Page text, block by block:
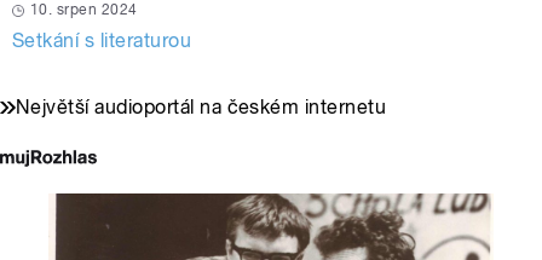
10. srpen 2024
Setkání s literaturou
Největší audioportál na českém internetu